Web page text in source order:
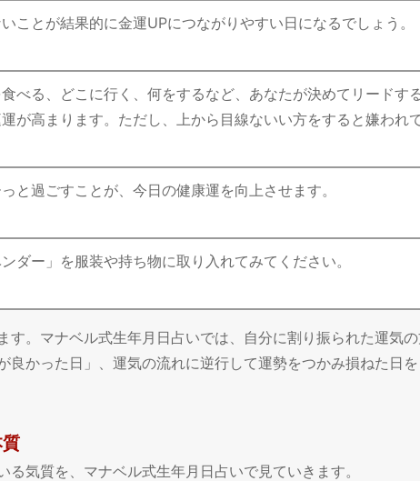
ことが結果的に金運UPにつながりやすい日になるでしょう。
べる、どこに行く、何をするなど、あなたが決めてリードす
が高まります。ただし、上から目線ないい方をすると嫌われ
と過ごすことが、今日の健康運を向上させます。
ンダー」を服装や持ち物に取り入れてみてください。
す。マナベル式生年月日占いでは、自分に割り振られた運気
良かった日」、運気の流れに逆行して運勢をつかみ損ねた日
気質を、マナベル式生年月日占いで見ていきます。